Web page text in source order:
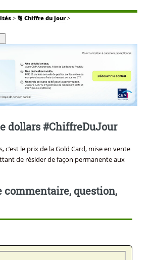
> 🔢 Chiffre du jour>
dollars #ChiffreDuJour
c’est le prix de la Gold Card, mise en vente
de résider de façon permanente aux
commentaire, question,